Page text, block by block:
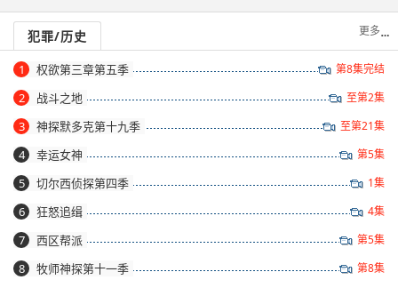
犯罪/历史 更多
第8集完结
1 权欲第三章第五季
至第2集
2 战斗之地
至第21集
3 神探默多克第十九季
第5集
4 幸运女神
1集
5 切尔西侦探第四季
4集
6 狂怒追缉
第5集
7 西区帮派
第8集
8 牧师神探第十一季